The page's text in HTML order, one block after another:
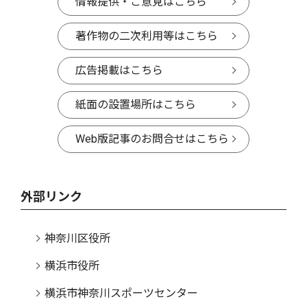
著作物の二次利用等はこちら
広告掲載はこちら
紙面の設置場所はこちら
Web版記事のお問合せはこちら
外部リンク
神奈川区役所
横浜市役所
横浜市神奈川スポーツセンター